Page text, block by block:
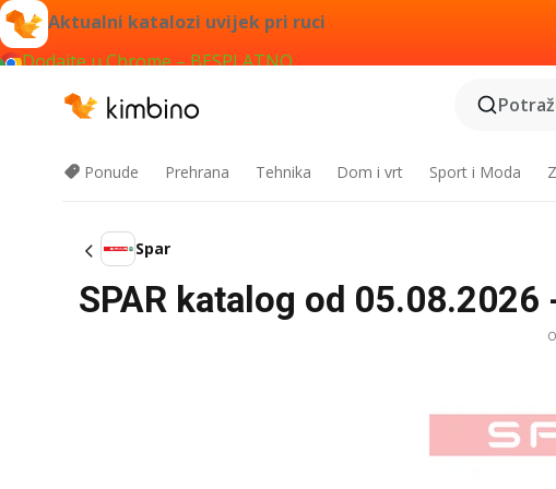
Aktualni katalozi uvijek pri ruci
Dodajte u Chrome – BESPLATNO
Ponude Prehrana Tehnika Dom i vrt Sport i Moda
Spar
SPAR katalog od